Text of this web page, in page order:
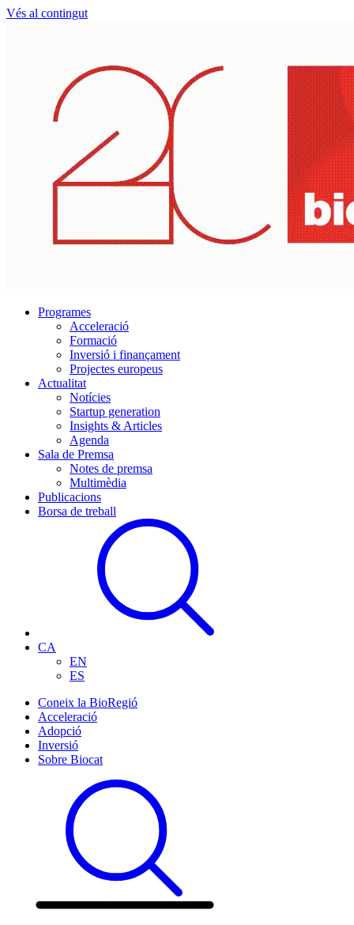
Vés al contingut
Programes
Acceleració
Formació
Inversió i finançament
Projectes europeus
Actualitat
Notícies
Startup generation
Insights & Articles
Agenda
Sala de Premsa
Notes de premsa
Multimèdia
Publicacions
Borsa de treball
CA
EN
ES
Coneix la BioRegió
Acceleració
Adopció
Inversió
Sobre Biocat